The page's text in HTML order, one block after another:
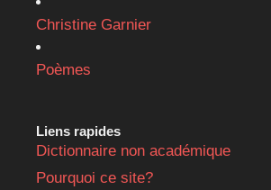
Christine Garnier
Poèmes
Liens rapides
Dictionnaire non académique
Pourquoi ce site?